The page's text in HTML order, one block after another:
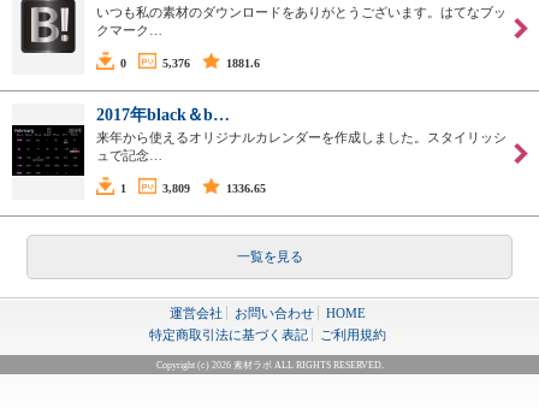
いつも私の素材のダウンロードをありがとうございます。はてなブッ
クマーク…
0 5,376 1881.6
2017年black＆b…
来年から使えるオリジナルカレンダーを作成しました。スタイリッシ
ュで記念…
1 3,809 1336.65
一覧を見る
運営会社 お問い合わせ
HOME
特定商取引法に基づく表記
ご利用規約
Copyright (c) 2026 素材ラボ ALL RIGHTS RESERVED.